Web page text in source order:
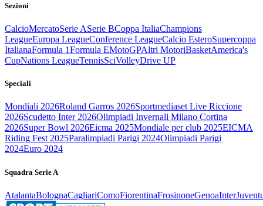
Sezioni
CalcioMercatoSerie ASerie BCoppa ItaliaChampions
LeagueEuropa LeagueConference LeagueCalcio EsteroSupercoppa
ItalianaFormula 1Formula EMotoGPAltri MotoriBasketAmerica's
CupNations LeagueTennisSciVolleyDrive UP
Speciali
Mondiali 2026Roland Garros 2026Sportmediaset Live Riccione
2026Scudetto Inter 2026Olimpiadi Invernali Milano Cortina
2026Super Bowl 2026Eicma 2025Mondiale per club 2025EICMA
Riding Fest 2025Paralimpiadi Parigi 2024Olimpiadi Parigi
2024Euro 2024
Squadra Serie A
AtalantaBolognaCagliariComoFiorentinaFrosinoneGenoaInter